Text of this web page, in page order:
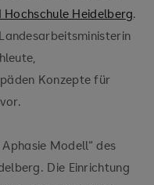
Hochschule Heidelberg.
Konzepte für
Modell“ des
Die Einrichtung